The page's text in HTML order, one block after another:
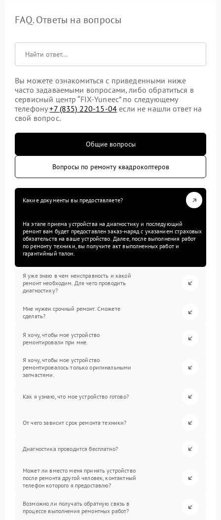
FAQ. Ответы на вопросы
Вы можете ознакомиться с приведенными ниже
часто задаваемыми вопросами, либо обратиться в
сервисный центр “FIX-Yuneec” по следующему
телефону+7 (835) 220-15-04 если не нашли ответ на
свой вопрос.
Общие вопросы
Вопросы по ремонту квадрокоптеров
Какие документы вы предоставляете?
На этапе приема устройства на диагностику и последующий
ремонт вам будет предоставлен заказ-наряд с указанием страховых
обязательств на ваше устройство. Далее, после выполнения работ
по ремонту техники, вы получите акт выполненных работ и
гарантийный талон.
Я уже знаю в чем неисправность и какой
ремонт необходим. Для чего проводить
диагностику?
Мне нужен срочный ремонт. Сможете
сделать?
Я хочу, чтобы мое устройство
ремонтировали при мне.
Я хочу, чтобы мое устройство
ремонтировалось только оригинальными
запчастями.
Как я узнаю, что мое устройство готово?
От чего зависит срок ремонта техники?
Диагностика проводится бесплатно?
Может ли вместо меня принять устройство
после ремонта другой человек, контактный
телефон которого я предоставлю?
Возможно ли получать обратную связь в
процессе выполнения ремонтных работ?